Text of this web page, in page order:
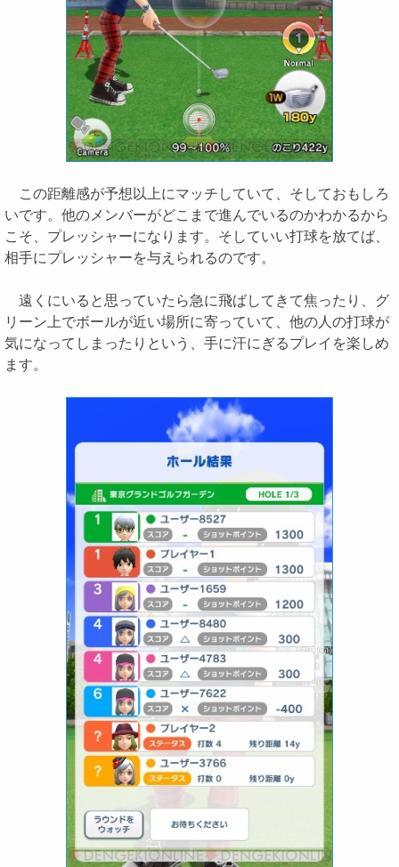
この距離感が予想以上にマッチしていて、そしておもしろ
いです。他のメンバーがどこまで進んでいるのかわかるから
こそ、プレッシャーになります。そしていい打球を放てば、
相手にプレッシャーを与えられるのです。
遠くにいると思っていたら急に飛ばしてきて焦ったり、グ
リーン上でボールが近い場所に寄っていて、他の人の打球が
気になってしまったりという、手に汗にぎるプレイを楽しめ
ます。